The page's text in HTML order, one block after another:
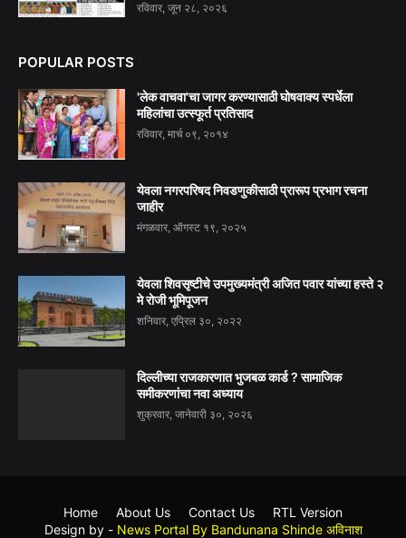
रविवार, जून २८, २०२६
POPULAR POSTS
'लेक वाचवा'चा जागर करण्यासाठी घोषवाक्य स्पर्धेला
महिलांचा उत्स्फूर्त प्रतिसाद
रविवार, मार्च ०९, २०१४
येवला नगरपरिषद निवडणुकीसाठी प्रारूप प्रभाग रचना
जाहीर
मंगळवार, ऑगस्ट १९, २०२५
येवला शिवसृष्टीचे उपमुख्यमंत्री अजित पवार यांच्या हस्ते २
मे रोजी भूमिपूजन
शनिवार, एप्रिल ३०, २०२२
दिल्लीच्या राजकारणात भुजबळ कार्ड ? सामाजिक
समीकरणांचा नवा अध्याय
शुक्रवार, जानेवारी ३०, २०२६
Home About Us Contact Us
RTL Version
Design by - News Portal By Bandunana Shinde अविनाश